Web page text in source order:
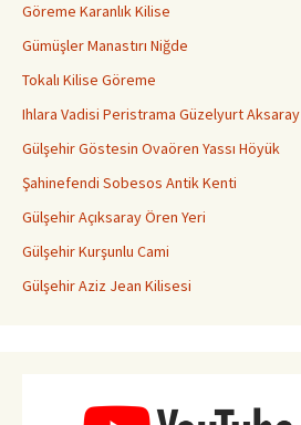
Göreme Karanlık Kilise
Gümüşler Manastırı Niğde
Tokalı Kilise Göreme
Ihlara Vadisi Peristrama Güzelyurt Aksaray
Gülşehir Göstesin Ovaören Yassı Höyük
Şahinefendi Sobesos Antik Kenti
Gülşehir Açıksaray Ören Yeri
Gülşehir Kurşunlu Cami
Gülşehir Aziz Jean Kilisesi